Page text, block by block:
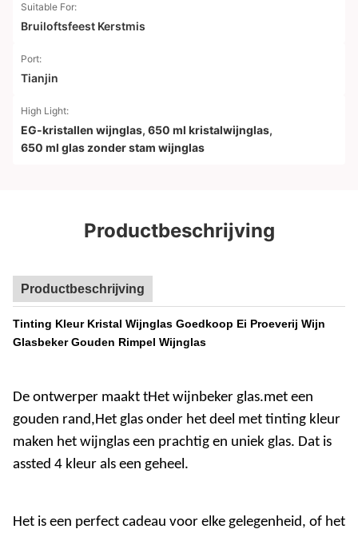
Suitable For:
Bruiloftsfeest Kerstmis
Port:
Tianjin
High Light:
EG-kristallen wijnglas, 650 ml kristalwijnglas,
650 ml glas zonder stam wijnglas
Productbeschrijving
Productbeschrijving
Tinting Kleur Kristal Wijnglas Goedkoop Ei Proeverij Wijn
Glasbeker Gouden Rimpel Wijnglas
De ontwerper maakt tHet wijnbeker glas.met een
gouden rand,Het glas onder het deel met tinting kleur
maken het wijnglas een prachtig en uniek glas. Dat is
assted 4 kleur als een geheel.
Het is een perfect cadeau voor elke gelegenheid, of het